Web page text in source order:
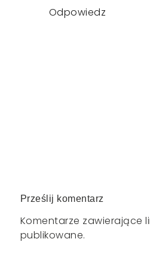
Odpowiedz
Prześlij komentarz
Komentarze zawierające
publikowane.